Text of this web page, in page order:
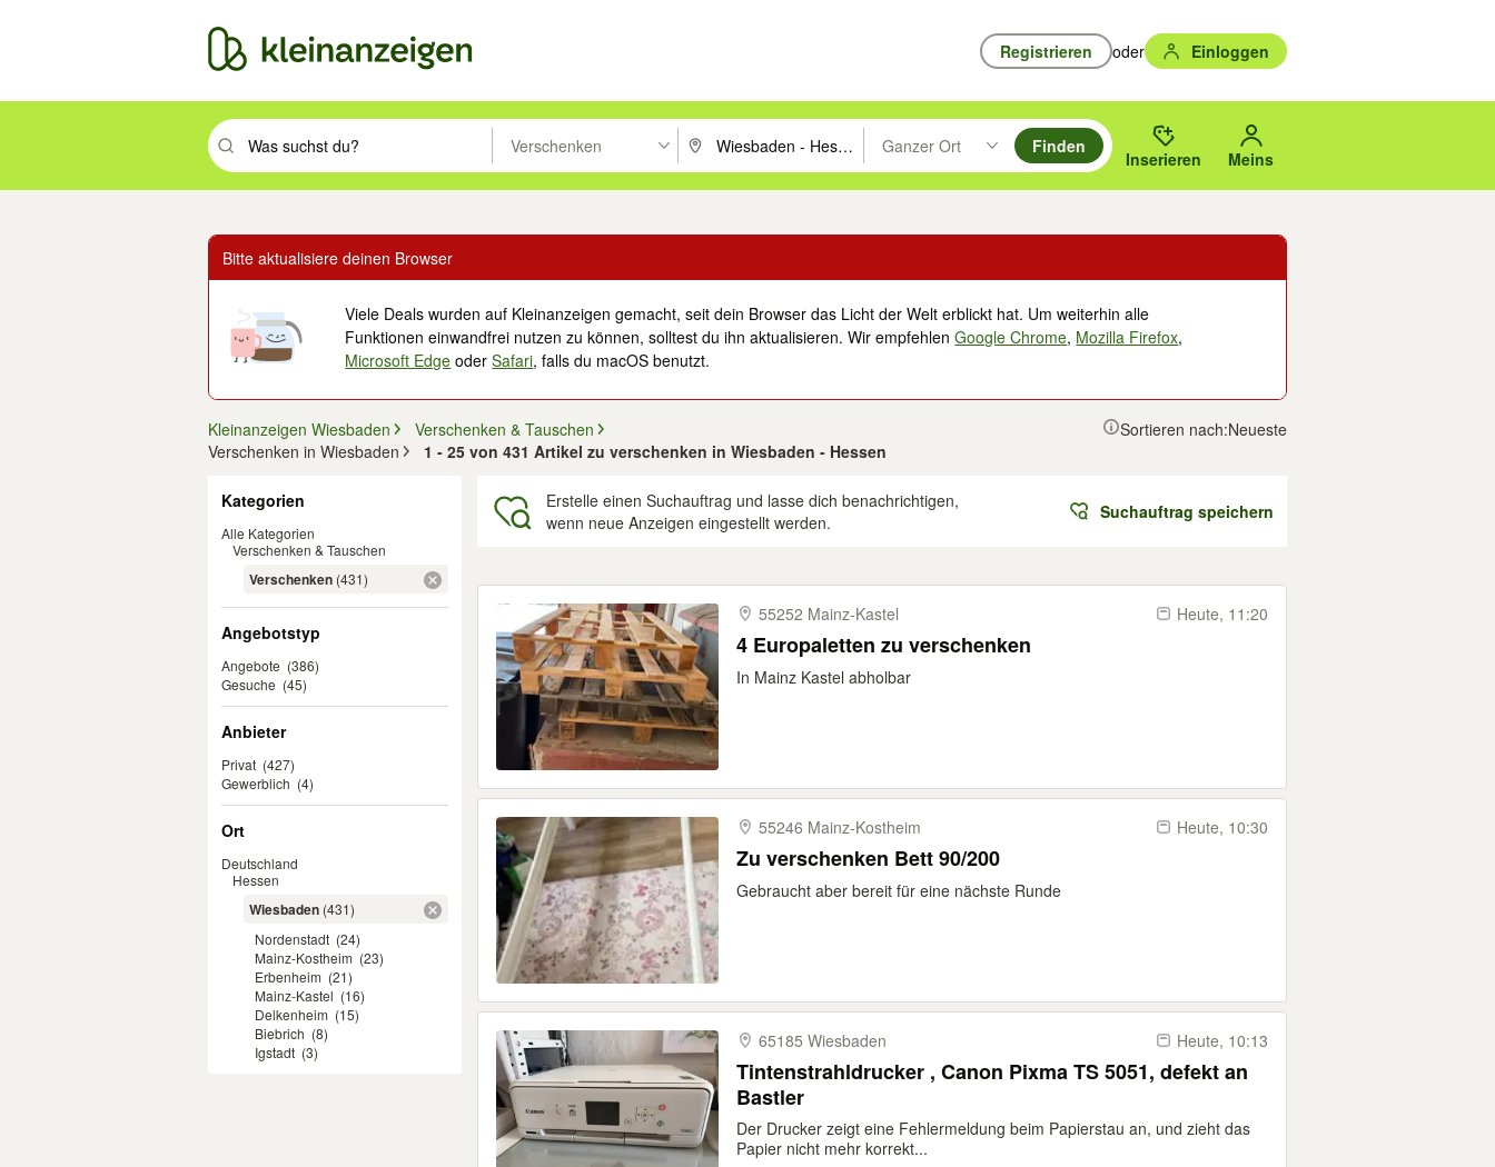
Registrieren oder Einloggen
Suchbegriff eingeben. Eingabetaste drücken um zu suchen, oder Vorschläge mit den Pfeiltasten nach oben/unten durchsuchen und mit Eingabetaste auswählen.
Verschenken PLZ oder Ort eingeben. Eingabetaste drücken um zu suchen, oder Vorschläge mit den Pfeiltasten nach oben/
Ganzer Ort
Suche im Umkreis des gewählten Orts oder PLZ.
Finden
Inserieren Meins
Bitte aktualisiere deinen Browser
Viele Deals wurden auf Kleinanzeigen gemacht, seit dein Browser das Licht der Welt erblickt hat. Um weiterhin alle
Funktionen einwandfrei nutzen zu können, solltest du ihn aktualisieren. Wir empfehlenGoogle Chrome, Mozilla Firefox,
Microsoft Edge oderSafari, falls du macOS benutzt.
Kleinanzeigen Wiesbaden
Verschenken & Tauschen
Verschenken in Wiesbaden
1 - 25 von 431 Artikel zu verschenken in Wiesbaden - Hessen
Sortieren nach:Neueste
Kategorien
Alle Kategorien
Verschenken & Tauschen
Verschenken (431)
Angebotstyp
Angebote (386)
Gesuche (45)
Anbieter
Privat (427)
Gewerblich (4)
Ort
Deutschland
Hessen
Wiesbaden (431)
Nordenstadt (24)
Mainz-Kostheim (23)
Erbenheim (21)
Mainz-Kastel (16)
Delkenheim (15)
Biebrich (8)
Igstadt (3)
Erstelle einen Suchauftrag und lasse dich benachrichtigen,
wenn neue Anzeigen eingestellt werden.
Suchauftrag speichern
55252 Mainz-​Kastel
Heute, 11:20
4 Europaletten zu verschenken
In Mainz Kastel abholbar
55246 Mainz-​Kostheim Heute, 10:30
Zu verschenken Bett 90/200
Gebraucht aber bereit für eine nächste Runde
65185 Wiesbaden Heute, 10:13
Tintenstrahldrucker , Canon Pixma TS 5051, defekt an
Bastler
Der Drucker zeigt eine Fehlermeldung beim Papierstau an, und zieht das
Papier nicht mehr korrekt...